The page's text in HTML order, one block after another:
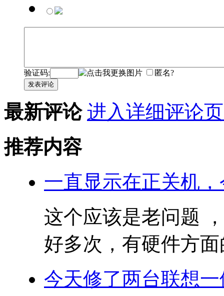
验证码: 匿名?
发表评论
最新评论 进入详细评论
推荐内容
一直显示在正关机
这个应该是老问题
好多次，有硬件方
今天修了两台联想